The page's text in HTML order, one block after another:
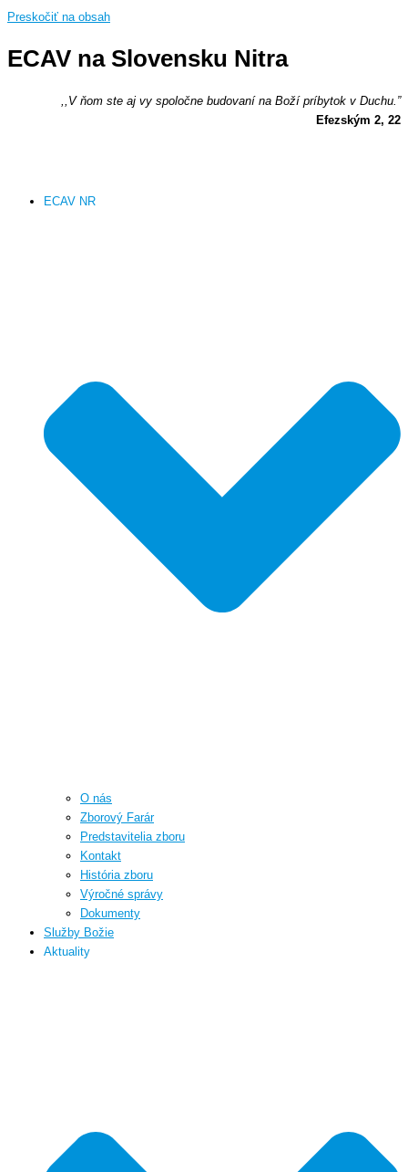
Preskočiť na obsah
ECAV na Slovensku Nitra
,,V ňom ste aj vy spoločne budovaní na Boží príbytok v Duchu.”
Efezským 2, 22
ECAV NR
O nás
Zborový Farár
Predstavitelia zboru
Kontakt
História zboru
Výročné správy
Dokumenty
Služby Božie
Aktuality